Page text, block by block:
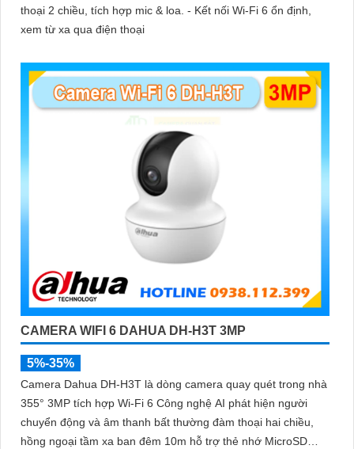
thoại 2 chiều, tích hợp mic & loa. - Kết nối Wi-Fi 6 ổn định,
xem từ xa qua điện thoại
CAMERA WIFI 6 DAHUA DH-H3T 3MP
5%-35%
Camera Dahua DH-H3T là dòng camera quay quét trong nhà
355° 3MP tích hợp Wi-Fi 6 Công nghệ AI phát hiện người
chuyển động và âm thanh bất thường đàm thoại hai chiều,
hồng ngoại tầm xa ban đêm 10m hỗ trợ thẻ nhớ MicroSD